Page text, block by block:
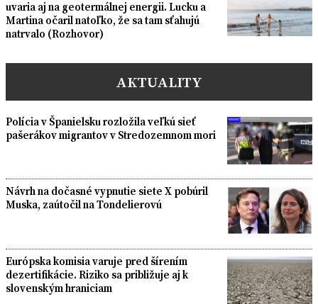
uvaria aj na geotermálnej energii. Lucku a
Martina očaril natoľko, že sa tam sťahujú
natrvalo (Rozhovor)
AKTUALITY
Polícia v Španielsku rozložila veľkú sieť
pašerákov migrantov v Stredozemnom mori
Návrh na dočasné vypnutie siete X pobúril
Muska, zaútočil na Tondelierovú
Európska komisia varuje pred šírením
dezertifikácie. Riziko sa približuje aj k
slovenským hraniciam